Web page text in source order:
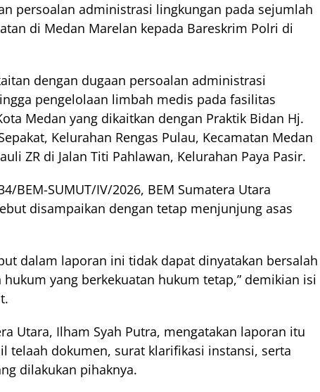
persoalan administrasi lingkungan pada sejumlah
di Medan Marelan kepada Bareskrim Polri di
dengan dugaan persoalan administrasi
pengelolaan limbah medis pada fasilitas
Medan yang dikaitkan dengan Praktik Bidan Hj.
Kelurahan Rengas Pulau, Kecamatan Medan
ZR di Jalan Titi Pahlawan, Kelurahan Paya Pasir.
BEM-SUMUT/IV/2026, BEM Sumatera Utara
disampaikan dengan tetap menjunjung asas
dalam laporan ini tidak dapat dinyatakan bersalah
yang berkekuatan hukum tetap,” demikian isi
Utara, Ilham Syah Putra, mengatakan laporan itu
telaah dokumen, surat klarifikasi instansi, serta
dilakukan pihaknya.